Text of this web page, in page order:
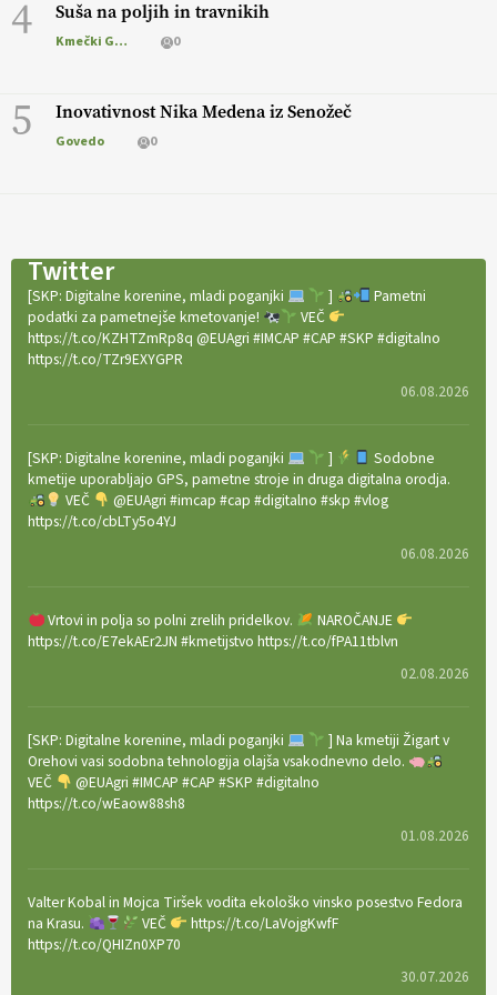
4 Suša na poljih in travnikih
Kmečki Glas 0
5 Inovativnost Nika Medena iz Senožeč
Govedo 0
Twitter
[SKP: Digitalne korenine, mladi poganjki ]
Pametni
podatki za pametnejše kmetovanje!
VEČ
https://t.co/KZHTZmRp8q @EUAgri #IMCAP #CAP #SKP #digitalno
https://t.co/TZr9EXYGPR
06.08.2026
[SKP: Digitalne korenine, mladi poganjki ]
Sodobne
kmetije uporabljajo GPS, pametne stroje in druga digitalna orodja.
VEČ
@EUAgri #imcap #cap #digitalno #skp #vlog
https://t.co/cbLTy5o4YJ
06.08.2026
Vrtovi in polja so polni zrelih pridelkov.
NAROČANJE
https://t.co/E7ekAEr2JN #kmetijstvo https://t.co/fPA11tblvn
02.08.2026
[SKP: Digitalne korenine, mladi poganjki
] Na kmetiji Žigart v
Orehovi vasi sodobna tehnologija olajša vsakodnevno delo.
VEČ
@EUAgri #IMCAP #CAP #SKP #digitalno
https://t.co/wEaow88sh8
01.08.2026
Valter Kobal in Mojca Tiršek vodita ekološko vinsko posestvo Fedora
na Krasu.
VEČ
https://t.co/LaVojgKwfF
https://t.co/QHIZn0XP70
30.07.2026